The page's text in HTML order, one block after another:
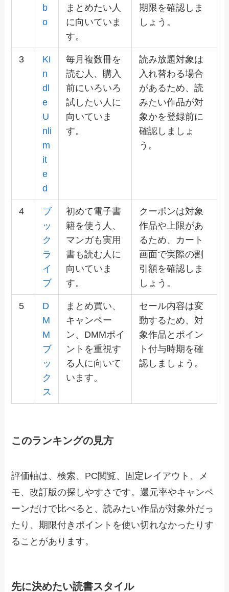
b
o
まとめたい人
に向いていま
す。
期限を確認しま
しょう。
3
Ki
n
dl
e
U
nli
m
it
e
d
毎月複数冊を
読む人、購入
前にいろいろ
試したい人に
向いていま
す。
読み放題対象は
入れ替わる場合
があるため、読
みたい作品が対
象かを登録前に
確認しましょ
う。
4
ブ
ッ
ク
ラ
イ
ブ
初めて電子書
籍を使う人、
マンガも実用
書も読む人に
向いていま
す。
クーポンは対象
作品や上限があ
るため、カート
画面で実際の割
引額を確認しま
しょう。
5
D
M
M
ブ
ッ
ク
ス
まとめ買い、
キャンペー
ン、DMMポイ
ントを重視す
る人に向いて
います。
セール内容は変
動するため、対
象作品とポイン
ト付与時期を確
認しましょう。
このランキングの見方
評価軸は、検索、PC閲覧、固定レイアウト、メ
モ、改訂版の探しやすさです。還元率やキャンペ
ーンだけで比べると、読みたい作品が対象外だっ
たり、期限付きポイントを使い切れなかったりす
ることがあります。
先に決めたい読書スタイル